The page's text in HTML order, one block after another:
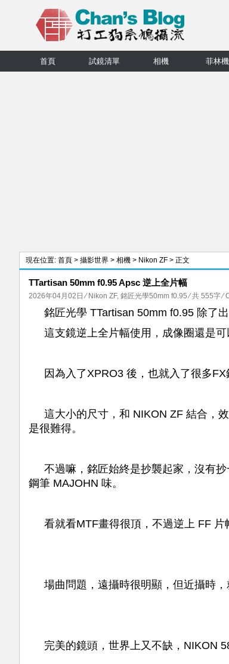
首頁 試鏡清單 相機 菲林機
現在位置: 首頁 > 攝影世界 > 相機 > Nikon ZF > 正文
TTartisan 50mm f0.95 Apsc 逆上全片幅
2026年04月02日 ⁄ Nikon ZF, 銘匠光學50mm f0.95⁄ 共 555字⁄
銘匠光學 TTartisan 50mm f0.95 除了
這支鏡逆上全片幅使用，成像圈還是
因為入了XPRO3 後，也就入了很多
這大小的尺寸，和 NIKON ZF 結合，
是很難得。
不過嘛，銘匠始終是抄襲起家，沒有
鋼筆 MAJOHN 味。
看就看MTF畫得很頂，不過逆上 FF 片
場曲問題，遠攝時很明顯，但近攝時，
完美的鏡頭，世界上又不缺，NIKON